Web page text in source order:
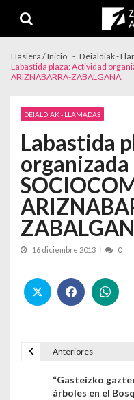
Hasiera / Inicio
Deialdiak -
Labastida plaza: Actividad
ARIZNABARRA-ZABALGANA.
DEIALDIAK - LLAMADAS
Labastida
organizada
16 diciembre 2013 0
Anteriores
“Gasteizko
árboles en el